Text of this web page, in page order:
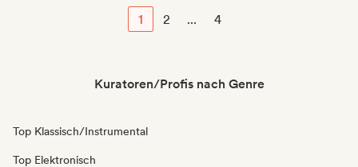
1 2 ... 4
Kuratoren/Profis nach Genre
Top Klassisch/Instrumental
Top Elektronisch